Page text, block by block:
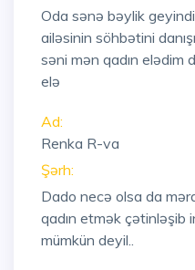
Oda sənə bəylik
ailəsinin söhbətini
səni mən qadın elədim
elə
Ad:
Renka R-va
Şərh:
Dado necə olsa da
qadın etmək çətinləşib
mümkün deyil..